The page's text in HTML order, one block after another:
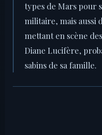
types de Mars pour
militaire, mais aussi
mettant en scène
Diane Lucifère,
sabins de sa famille.